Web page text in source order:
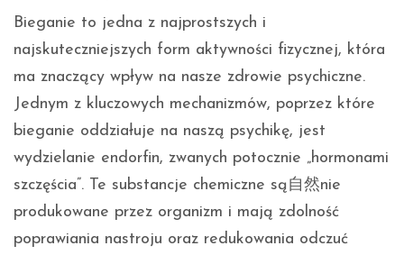
Bieganie to jedna z najprostszych i
najskuteczniejszych form aktywności fizycznej, która
ma znaczący wpływ na nasze zdrowie psychiczne.
Jednym z kluczowych mechanizmów, poprzez które
bieganie oddziałuje na naszą psychikę, jest
wydzielanie endorfin, zwanych potocznie „hormonami
szczęścia”. Te substancje chemiczne są自然nie
produkowane przez organizm i mają zdolność
poprawiania nastroju oraz redukowania odczuć